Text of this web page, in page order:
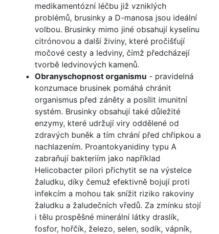
medikamentózní léčbu již vzniklých
problémů, brusinky a D-manosa jsou ideální
volbou. Brusinky mimo jiné obsahují kyselinu
citrónovou a další živiny, které pročišťují
močové cesty a ledviny, čímž předcházejí
tvorbě ledvinových kamenů.
Obranyschopnost organismu - pravidelná
konzumace brusinek pomáhá chránit
organismus před záněty a posílit imunitní
systém. Brusinky obsahují také důležité
enzymy, které udržují viry oddělené od
zdravých buněk a tím chrání před chřipkou a
nachlazením. Proantokyanidiny typu A
zabraňují bakteriím jako například
Helicobacter pilori přichytit se na výstelce
žaludku, díky čemuž efektivně bojují proti
infekcím a mohou tak snížit riziko rakoviny
žaludku a žaludečních vředů. Za zmínku stojí
i tělu prospěšné minerální látky draslík,
fosfor, hořčík, železo, selen, sodík, vápník,